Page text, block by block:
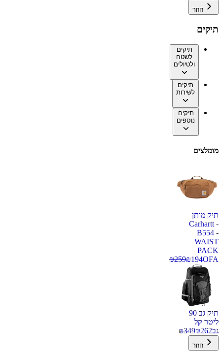
חזור
תיקים
תיקים
לשטח
ולטיולים
תיקים
לשירות
תיקים
נוספים
מומלצים
תיק מותן
Carhartt -
B554 -
WAIST
PACK
OFA
₪194
₪259
תיק גב 90
ליטר קל
גב
₪262
₪349
חזור